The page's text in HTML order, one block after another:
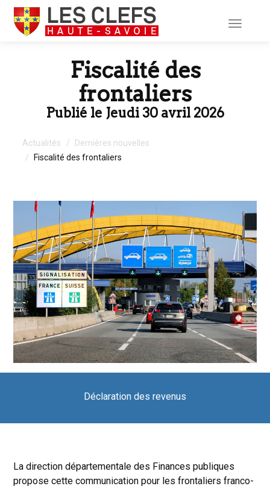
Toggle
Fiscalité des
frontaliers
Publié le Jeudi 30 avril 2026
Actualités
Dernières nouvelles
Fiscalité des frontaliers
Déclaration des revenus
La direction départementale des Finances publiques
propose cette communication pour les frontaliers franco-